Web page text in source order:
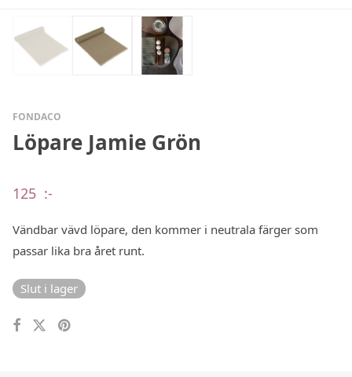
FONDACO
Löpare Jamie Grön
125 :-
Vändbar vävd löpare, den kommer i neutrala färger som
passar lika bra året runt.
Slut i lager